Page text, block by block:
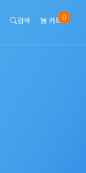
검색 카트0